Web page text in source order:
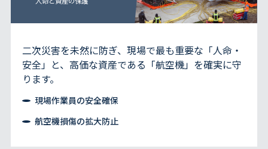
二次災害を未然に防ぎ、現場で最も重要な「人命・
安全」と、高価な資産である「航空機」を確実に守
ります。
現場作業員の安全確保
航空機損傷の拡大防止